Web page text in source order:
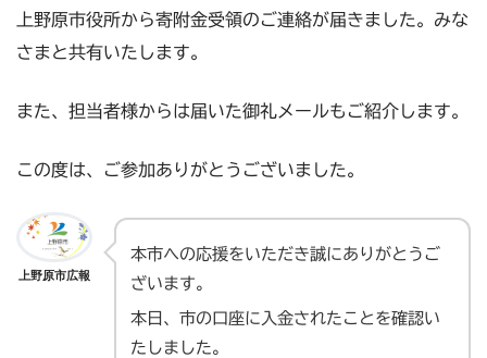
上野原市役所から寄附金受領のご連絡が届きました。みな
さまと共有いたします。
また、担当者様からは届いた御礼メールもご紹介します。
この度は、ご参加ありがとうございました。
上野原市広報
本市への応援をいただき誠にありがとうご
ざいます。
本日、市の口座に入金されたことを確認い
たしました。